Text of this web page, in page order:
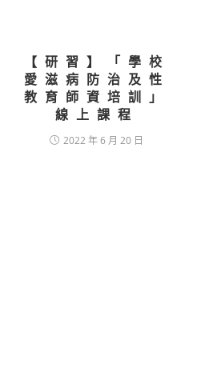
【研習】「學校
愛滋病防治及性
教育師資培訓」
線上課程
2022 年 6 月 20 日